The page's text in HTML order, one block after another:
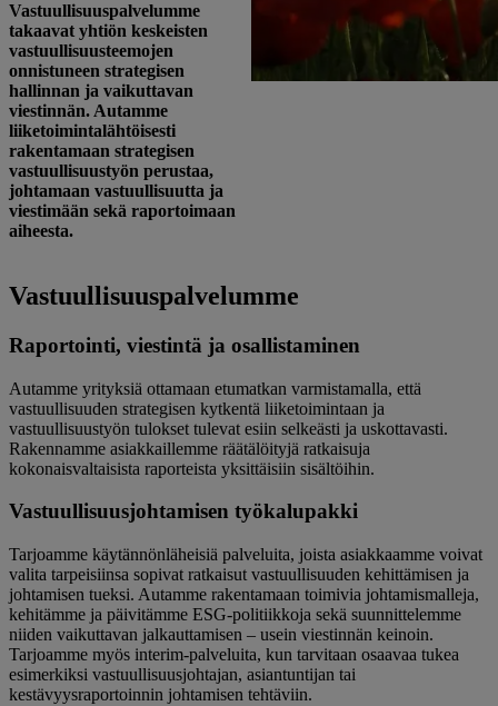
Vastuullisuuspalvelumme
takaavat yhtiön keskeisten
vastuullisuusteemojen
onnistuneen strategisen
hallinnan ja vaikuttavan
viestinnän. Autamme
liiketoimintalähtöisesti
rakentamaan strategisen
vastuullisuustyön perustaa,
johtamaan vastuullisuutta ja
viestimään sekä raportoimaan
aiheesta.
Vastuullisuuspalvelumme
Raportointi, viestintä ja osallistaminen
Autamme yrityksiä ottamaan etumatkan varmistamalla, että
vastuullisuuden strategisen kytkentä liiketoimintaan ja
vastuullisuustyön tulokset tulevat esiin selkeästi ja uskottavasti.
Rakennamme asiakkaillemme räätälöityjä ratkaisuja
kokonaisvaltaisista raporteista yksittäisiin sisältöihin.
Vastuullisuusjohtamisen työkalupakki
Tarjoamme käytännönläheisiä palveluita, joista asiakkaamme voivat
valita tarpeisiinsa sopivat ratkaisut vastuullisuuden kehittämisen ja
johtamisen tueksi. Autamme rakentamaan toimivia johtamismalleja,
kehitämme ja päivitämme ESG-politiikkoja sekä suunnittelemme
niiden vaikuttavan jalkauttamisen – usein viestinnän keinoin.
Tarjoamme myös interim-palveluita, kun tarvitaan osaavaa tukea
esimerkiksi vastuullisuusjohtajan, asiantuntijan tai
kestävyysraportoinnin johtamisen tehtäviin.